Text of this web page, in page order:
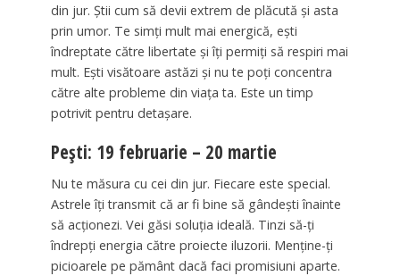
din jur. Știi cum să devii extrem de plăcută și asta
prin umor. Te simți mult mai energică, ești
îndreptate către libertate și îți permiți să respiri mai
mult. Ești visătoare astăzi și nu te poți concentra
către alte probleme din viața ta. Este un timp
potrivit pentru detașare.
Pești: 19 februarie – 20 martie
Nu te măsura cu cei din jur. Fiecare este special.
Astrele îți transmit că ar fi bine să gândești înainte
să acționezi. Vei găsi soluția ideală. Tinzi să-ți
îndrepți energia către proiecte iluzorii. Menține-ți
picioarele pe pământ dacă faci promisiuni aparte.